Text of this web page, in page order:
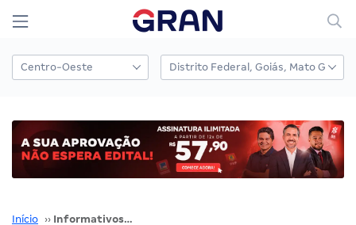
Início ›› Informativos do STF Comentados – N. 851